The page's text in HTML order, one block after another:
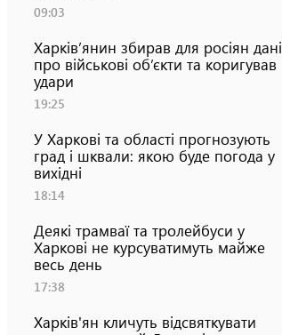
09:03
Харків’янин збирав для росіян дані
про військові об’єкти та коригував
удари
19:25
У Харкові та області прогнозують
град і шквали: якою буде погода у
вихідні
18:14
Деякі трамваї та тролейбуси у
Харкові не курсуватимуть майже
весь день
17:38
Харків'ян кличуть відсвяткувати